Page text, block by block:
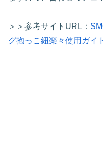
＞＞参考サイトURL：
グ抱っこ紐楽々使用ガイ